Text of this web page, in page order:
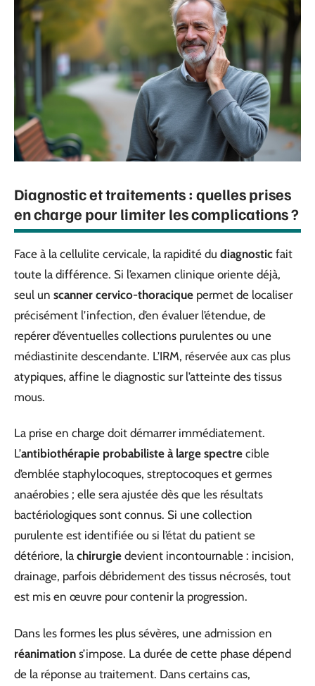
Diagnostic et traitements : quelles prises
en charge pour limiter les complications ?
Face à la cellulite cervicale, la rapidité du diagnostic fait
toute la différence. Si l’examen clinique oriente déjà,
seul un scanner cervico-thoracique permet de localiser
précisément l’infection, d’en évaluer l’étendue, de
repérer d’éventuelles collections purulentes ou une
médiastinite descendante. L’IRM, réservée aux cas plus
atypiques, affine le diagnostic sur l’atteinte des tissus
mous.
La prise en charge doit démarrer immédiatement.
L’antibiothérapie probabiliste à large spectre cible
d’emblée staphylocoques, streptocoques et germes
anaérobies ; elle sera ajustée dès que les résultats
bactériologiques sont connus. Si une collection
purulente est identifiée ou si l’état du patient se
détériore, la chirurgie devient incontournable : incision,
drainage, parfois débridement des tissus nécrosés, tout
est mis en œuvre pour contenir la progression.
Dans les formes les plus sévères, une admission en
réanimation s’impose. La durée de cette phase dépend
de la réponse au traitement. Dans certains cas,